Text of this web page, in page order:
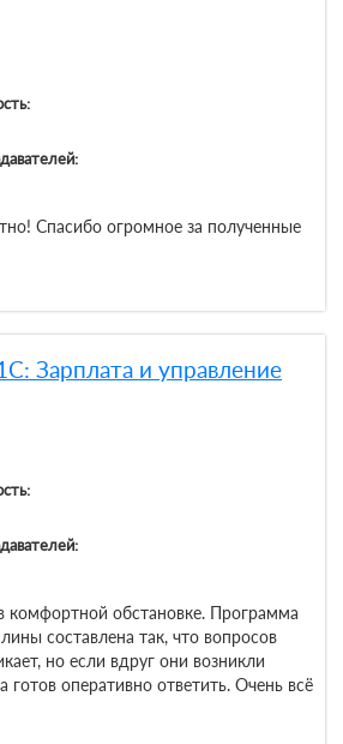
Спасибо огромное за полученные
Зарплата и управление
комфортной обстановке. Программа
составлена так, что вопросов
но если вдруг они возникли
готов оперативно ответить. Очень всё